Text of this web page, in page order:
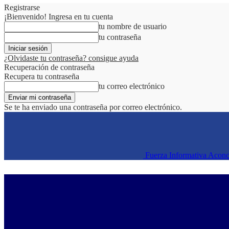
Registrarse
¡Bienvenido! Ingresa en tu cuenta
tu nombre de usuario
tu contraseña
¿Olvidaste tu contraseña? consigue ayuda
Recuperación de contraseña
Recupera tu contraseña
tu correo electrónico
Se te ha enviado una contraseña por correo electrónico.
Fuerza Informativa